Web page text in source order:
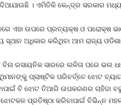
ଦିଆଯାଉଛି । ଏମିତିକି କେନ୍ଦ୍ର ସରକାର
ଉପରେ ପ୍ରତ୍ୟକ୍ଷ ଓ ପରୋକ୍ଷ ଭାବେ
ଅଧିକାର କରିଥିବା ଆମ ରାଜ୍ୟ
ରସାୟନିକ ସାରରେ ଲଳିତା ପରେ ଭଲ
ପ୍ଲାଷ୍ଟିକ ପରିବର୍ତ୍ତେ ଝୋଟ
ବି ଝୋଟ ତିଆରି ଉପକରଣର ଚାହିଦା
ପ୍ରତିଷ୍ଠା କରିବାପାଇଁ ବିଭିନ୍ନ